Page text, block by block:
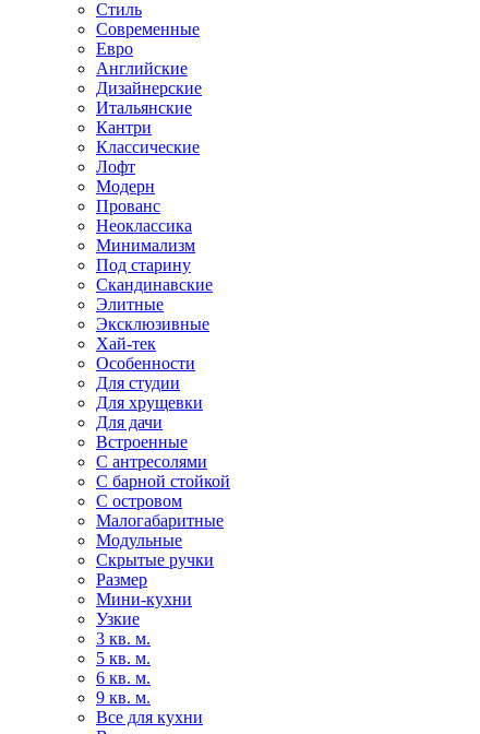
Стиль
Современные
Евро
Английские
Дизайнерские
Итальянские
Кантри
Классические
Лофт
Модерн
Прованс
Неоклассика
Минимализм
Под старину
Скандинавские
Элитные
Эксклюзивные
Хай-тек
Особенности
Для студии
Для хрущевки
Для дачи
Встроенные
С антресолями
С барной стойкой
С островом
Малогабаритные
Модульные
Скрытые ручки
Размер
Мини-кухни
Узкие
3 кв. м.
5 кв. м.
6 кв. м.
9 кв. м.
Все для кухни